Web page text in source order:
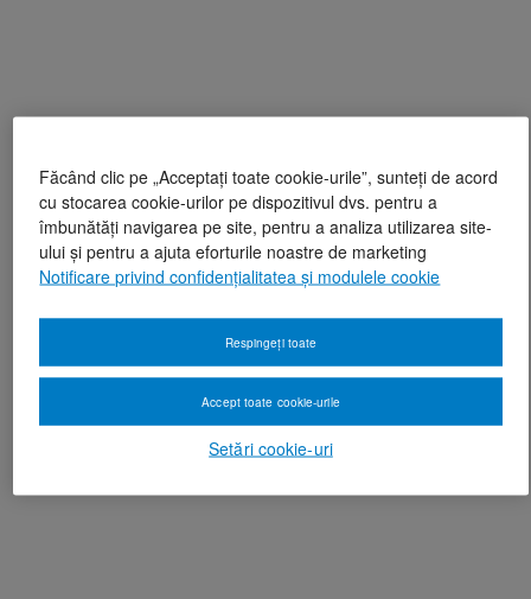
Făcând clic pe „Acceptați toate cookie-urile”, sunteți de acord
cu stocarea cookie-urilor pe dispozitivul dvs. pentru a
îmbunătăți navigarea pe site, pentru a analiza utilizarea site-
ului și pentru a ajuta eforturile noastre de marketing
Notificare privind confidențialitatea și modulele cookie
Setări cookie-uri
Respingeți toate
Accept toate cookie-urile